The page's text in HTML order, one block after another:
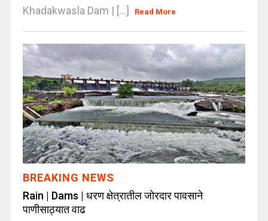
Khadakwasla Dam | [...]
Read More
BREAKING NEWS
Rain | Dams | धरण क्षेत्रातील जोरदार पावसाने
पाणीसाठ्यात वाढ